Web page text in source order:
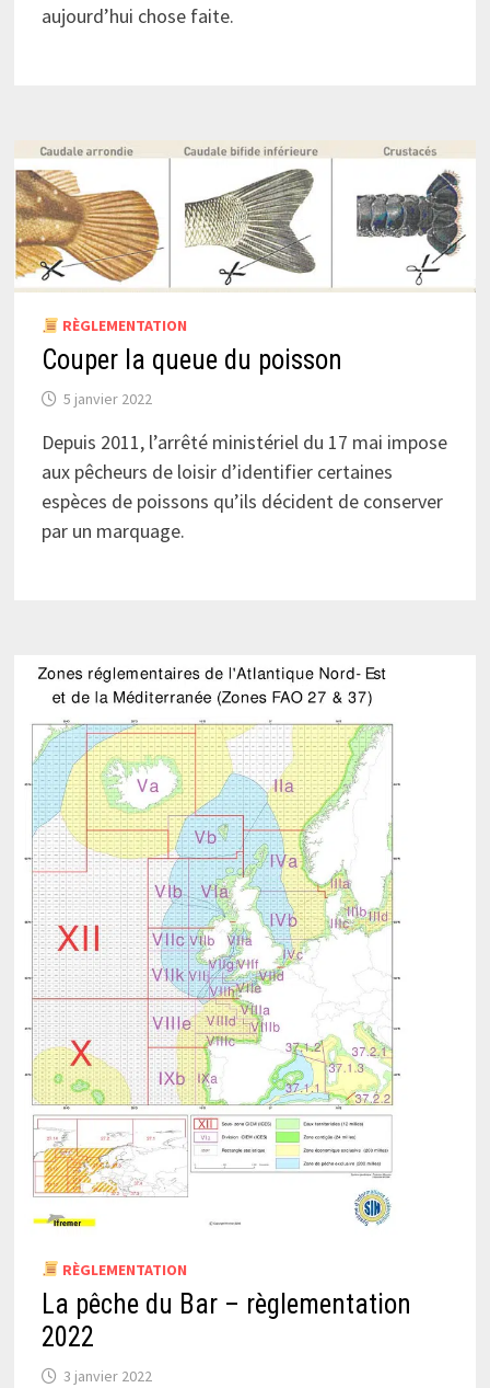
aujourd’hui chose faite.
RÈGLEMENTATION
Couper la queue du poisson
5 janvier 2022
Depuis 2011, l’arrêté ministériel du 17 mai impose
aux pêcheurs de loisir d’identifier certaines
espèces de poissons qu’ils décident de conserver
par un marquage.
RÈGLEMENTATION
La pêche du Bar – règlementation
2022
3 janvier 2022